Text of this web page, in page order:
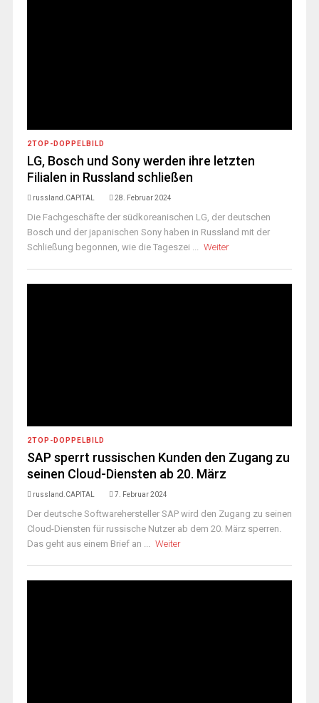
2TOP-DOPPELBILD
LG, Bosch und Sony werden ihre letzten
Filialen in Russland schließen
russland.CAPITAL 28. Februar 2024
Die Fachgeschäfte der südkoreanischen LG, der deutschen
Bosch und der japanischen Sony haben in Russland mit der
Schließung begonnen, wie die Tageszei ... Weiter
2TOP-DOPPELBILD
SAP sperrt russischen Kunden den Zugang zu
seinen Cloud-Diensten ab 20. März
russland.CAPITAL 7. Februar 2024
Der deutsche Softwarehersteller SAP wird den Zugang zu seinen
Cloud-Diensten für russische Nutzer ab dem 20. März sperren.
Das geht aus einem Brief an ... Weiter